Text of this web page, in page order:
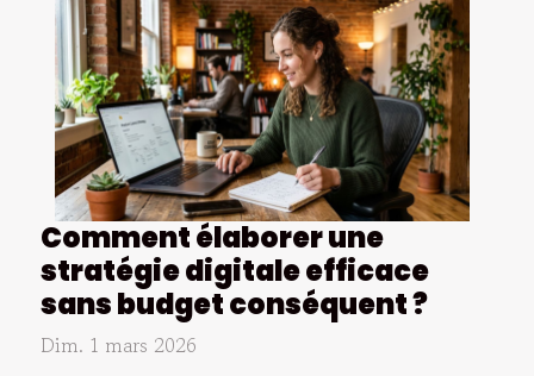
Comment élaborer une
stratégie digitale efficace
sans budget conséquent ?
Dim. 1 mars 2026